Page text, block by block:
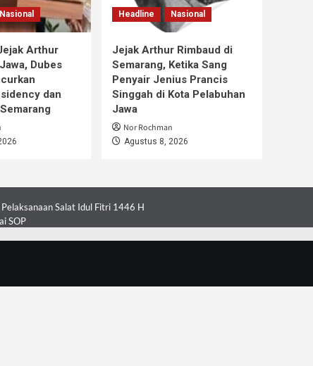
Nasional
Arthur
Dubes
dan
Headline Nasional
Jejak Arthur Rimbaud di
Semarang, Ketika Sang
Penyair Jenius Prancis
Singgah di Kota Pelabuhan
Jawa
Nor Rochman
Agustus 8, 2026
Salat Idul Fitri 1446 H
SOP